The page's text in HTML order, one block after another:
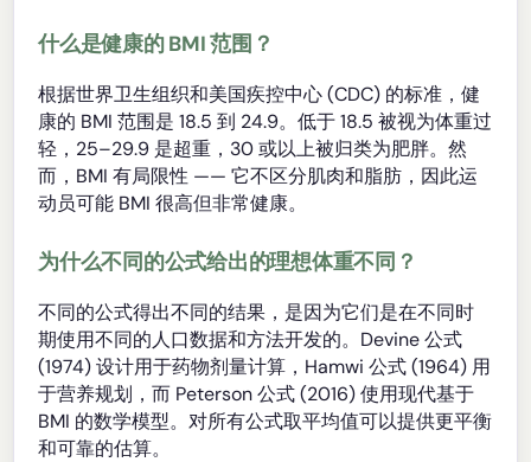
什么是健康的 BMI 范围？
根据世界卫生组织和美国疾控中心 (CDC) 的标准，健
康的 BMI 范围是 18.5 到 24.9。低于 18.5 被视为体重过
轻，25–29.9 是超重，30 或以上被归类为肥胖。然
而，BMI 有局限性 —— 它不区分肌肉和脂肪，因此运
动员可能 BMI 很高但非常健康。
为什么不同的公式给出的理想体重不同？
不同的公式得出不同的结果，是因为它们是在不同时
期使用不同的人口数据和方法开发的。Devine 公式
(1974) 设计用于药物剂量计算，Hamwi 公式 (1964) 用
于营养规划，而 Peterson 公式 (2016) 使用现代基于
BMI 的数学模型。对所有公式取平均值可以提供更平衡
和可靠的估算。